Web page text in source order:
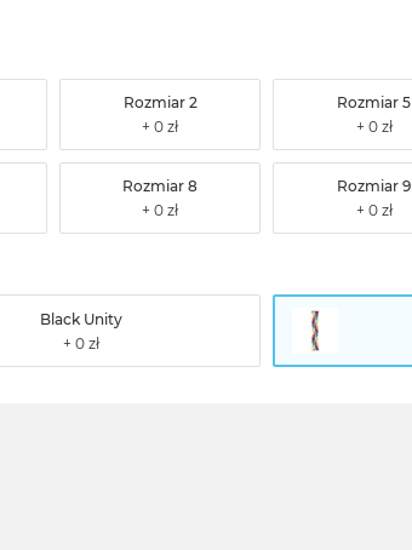
Rozmiar 2 Rozmiar 5
Rozmiar 8 Rozmiar 9
Black Unity